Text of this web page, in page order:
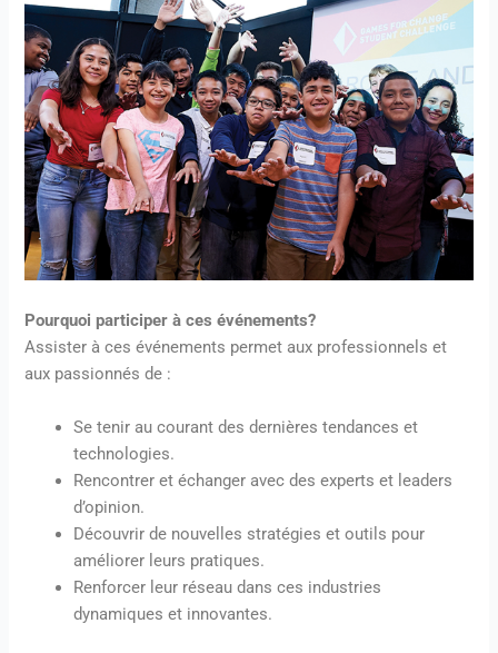
Pourquoi participer à ces événements?
Assister à ces événements permet aux professionnels et
aux passionnés de :
Se tenir au courant des dernières tendances et
technologies.
Rencontrer et échanger avec des experts et leaders
d’opinion.
Découvrir de nouvelles stratégies et outils pour
améliorer leurs pratiques.
Renforcer leur réseau dans ces industries
dynamiques et innovantes.